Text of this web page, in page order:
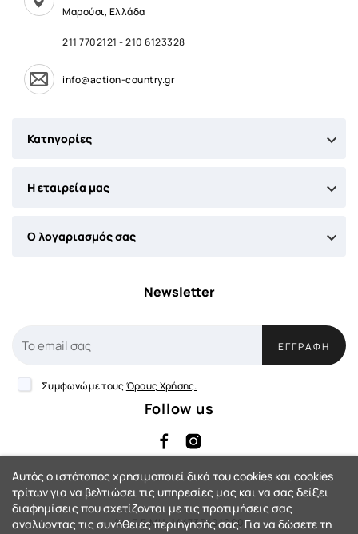
Μαρούσι, Ελλάδα
211 7702121 -210 6123328
info@action-country.gr
Κατηγορίες 
Η εταιρεία μας 
Ο λογαριασμός σας 
Newsletter
ΕΓΓΡΑΦΉ
Συμφωνώ με τους Όρους Χρήσης.
Follow us
Αρ. Γ.Ε.ΜΗ: 144735401000
Αυτός ο ιστότοπος χρησιμοποιεί δικά του cookies και cookies
τρίτων για να βελτιώσει τις υπηρεσίες μας και να σας δείξει
διαφημίσεις που σχετίζονται με τις προτιμήσεις σας
αναλύοντας τις συνήθειες περιήγησής σας. Για να δώσετε τη